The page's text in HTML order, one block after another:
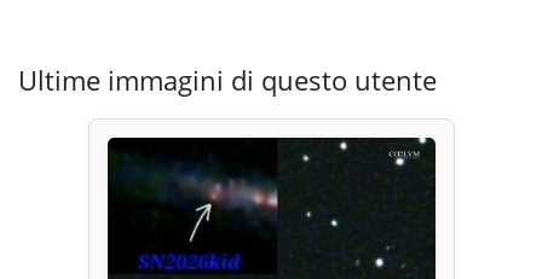
Ultime immagini di questo utente